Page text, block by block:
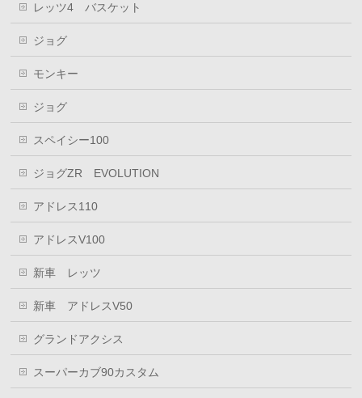
レッツ4 バスケット
ジョグ
モンキー
ジョグ
スペイシー100
ジョグZR EVOLUTION
アドレス110
アドレスV100
新車 レッツ
新車 アドレスV50
グランドアクシス
スーパーカブ90カスタム